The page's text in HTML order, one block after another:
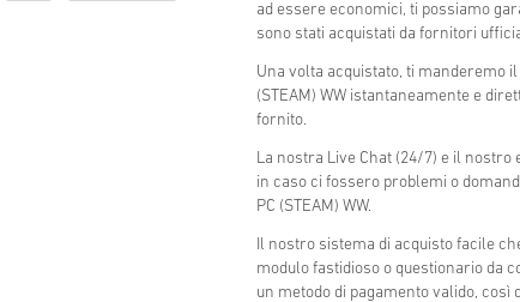
ad essere economici, ti possiamo
sono stati acquistati da fornitori
Una volta acquistato, ti manderemo il
(STEAM) WW istantaneamente e
fornito.
La nostra Live Chat (24/7) e il
in caso ci fossero problemi o
PC (STEAM) WW.
Il nostro sistema di acquisto facile
modulo fastidioso o questionario da
un metodo di pagamento valido,